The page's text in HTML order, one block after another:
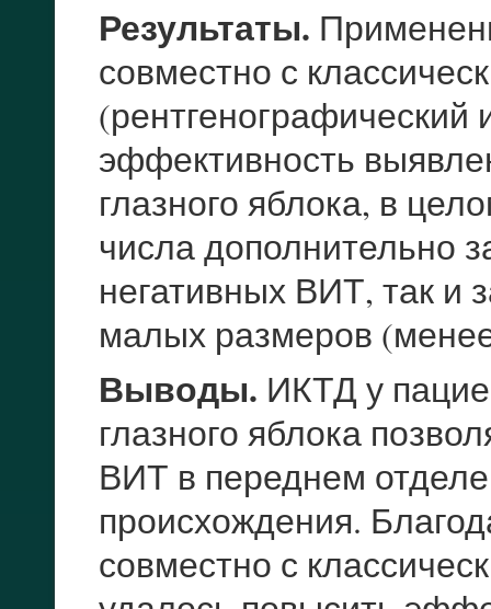
Результаты.
совместно с
(рентгенографический
эффективность
глазного яблока, в
числа дополнительно
негативных ВИТ, так и
малых размеров
Выводы. ИКТД у
глазного яблока
ВИТ в переднем отделе
происхождения.
совместно с